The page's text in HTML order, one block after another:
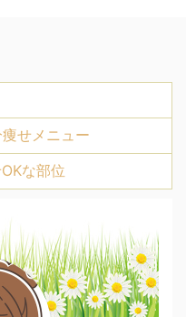
る痩身法です。 施術中の
ロジーのように揉まれて
...
せメニュー
な部位